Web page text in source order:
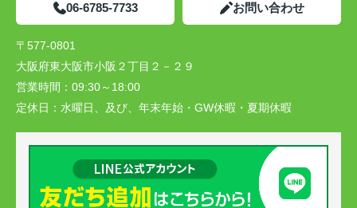
06-6785-7733 お問い合わせ
〒577-0801
大阪府東大阪市小阪２丁目２－２９
営業時間： 09:30～18:00
定休日： 水曜日、及び、年末年始・GW休暇・夏期休暇